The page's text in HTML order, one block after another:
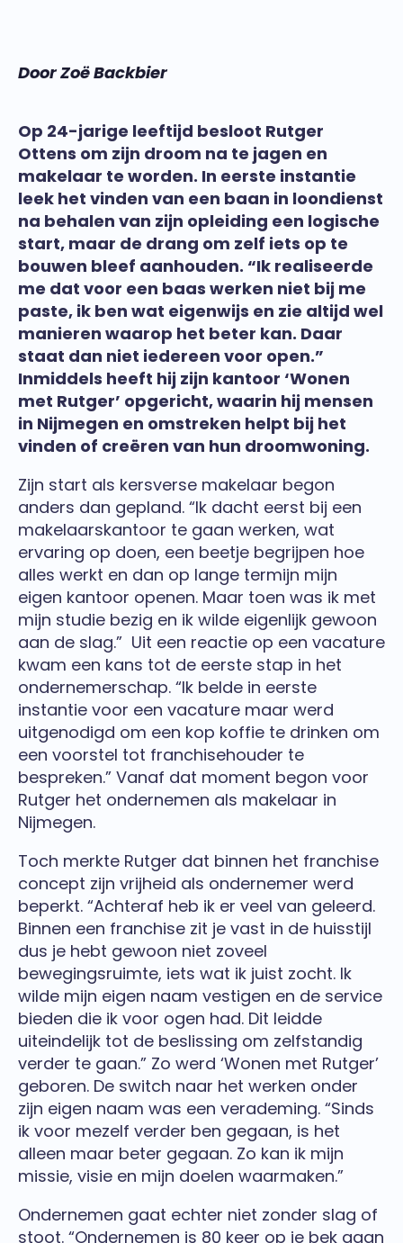
Door Zoë Backbier
Op 24-jarige leeftijd besloot Rutger
Ottens om zijn droom na te jagen en
makelaar te worden. In eerste instantie
leek het vinden van een baan in loondienst
na behalen van zijn opleiding een logische
start, maar de drang om zelf iets op te
bouwen bleef aanhouden. “Ik realiseerde
me dat voor een baas werken niet bij me
paste, ik ben wat eigenwijs en zie altijd wel
manieren waarop het beter kan. Daar
staat dan niet iedereen voor open.”
Inmiddels heeft hij zijn kantoor ‘Wonen
met Rutger’ opgericht, waarin hij mensen
in Nijmegen en omstreken helpt bij het
vinden of creëren van hun droomwoning.
Zijn start als kersverse makelaar begon
anders dan gepland. “Ik dacht eerst bij een
makelaarskantoor te gaan werken, wat
ervaring op doen, een beetje begrijpen hoe
alles werkt en dan op lange termijn mijn
eigen kantoor openen. Maar toen was ik met
mijn studie bezig en ik wilde eigenlijk gewoon
aan de slag.” Uit een reactie op een vacature
kwam een kans tot de eerste stap in het
ondernemerschap. “Ik belde in eerste
instantie voor een vacature maar werd
uitgenodigd om een kop koffie te drinken om
een voorstel tot franchisehouder te
bespreken.” Vanaf dat moment begon voor
Rutger het ondernemen als makelaar in
Nijmegen.
Toch merkte Rutger dat binnen het franchise
concept zijn vrijheid als ondernemer werd
beperkt. “Achteraf heb ik er veel van geleerd.
Binnen een franchise zit je vast in de huisstijl
dus je hebt gewoon niet zoveel
bewegingsruimte, iets wat ik juist zocht. Ik
wilde mijn eigen naam vestigen en de service
bieden die ik voor ogen had. Dit leidde
uiteindelijk tot de beslissing om zelfstandig
verder te gaan.” Zo werd ‘Wonen met Rutger’
geboren. De switch naar het werken onder
zijn eigen naam was een verademing. “Sinds
ik voor mezelf verder ben gegaan, is het
alleen maar beter gegaan. Zo kan ik mijn
missie, visie en mijn doelen waarmaken.”
Ondernemen gaat echter niet zonder slag of
stoot. “Ondernemen is 80 keer op je bek gaan